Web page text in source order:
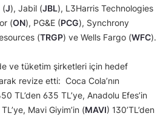
(J), Jabil (JBL), L3Harris Technologies
(ON), PG&E (PCG), Synchrony
(TRGP) ve Wells Fargo (WFC).
ve tüketim şirketleri için hedef
revize etti: Coca Cola’nın
TL’den 635 TL’ye, Anadolu Efes’in
Mavi Giyim’in (MAVI) 130’TL’den